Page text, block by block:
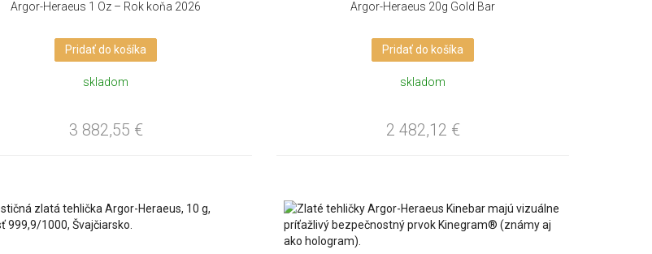
Argor-Heraeus 1 Oz – Rok koňa 2026
Pridať do košíka
skladom
3 882,55 €
Argor-Heraeus 20g Gold Bar
Pridať do košíka
skladom
2 482,12 €